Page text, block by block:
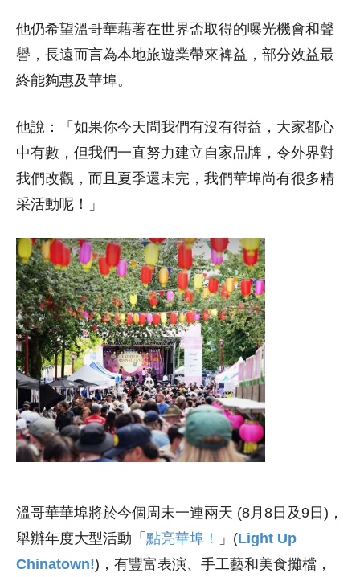
他仍希望溫哥華藉著在世界盃取得的曝光機會和聲
譽，長遠而言為本地旅遊業帶來裨益，部分效益最
終能夠惠及華埠。
他說：「如果你今天問我們有沒有得益，大家都心
中有數，但我們一直努力建立自家品牌，令外界對
我們改觀，而且夏季還未完，我們華埠尚有很多精
采活動呢！」
溫哥華華埠將於今個周末一連兩天 (8月8日及9日)，
舉辦年度大型活動「 點亮華埠！ 」(Light Up
Chinatown!)，有豐富表演、手工藝和美食攤檔，